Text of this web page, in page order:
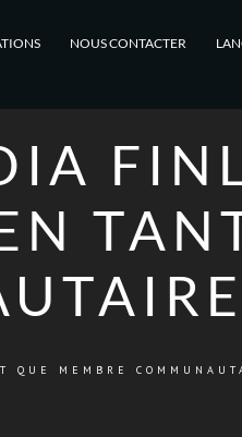
NOUS CONTACTER
MEMBRE